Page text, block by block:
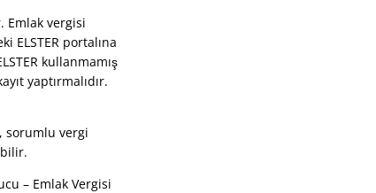
Emlak vergisi
ELSTER portalına
kullanmamış
yaptırmalıdır.
sorumlu vergi
– Emlak Vergisi